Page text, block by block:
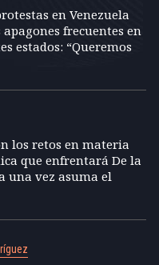
en Venezuela
frecuentes en
estados: “Queremos
los retos en materia
que enfrentará De la
una vez asuma el